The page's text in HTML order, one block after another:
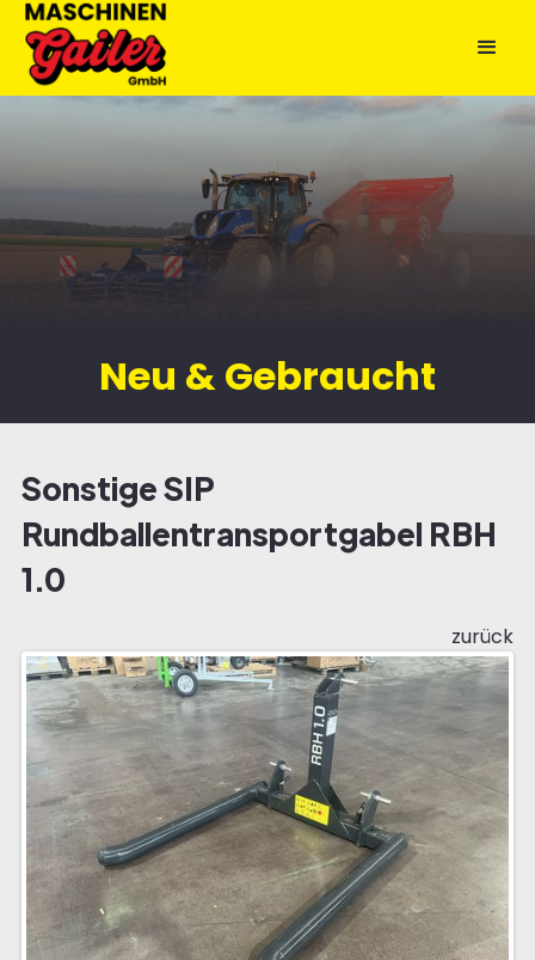
Neu & Gebraucht
Sonstige SIP
Rundballentransportgabel RBH
1.0
zurück